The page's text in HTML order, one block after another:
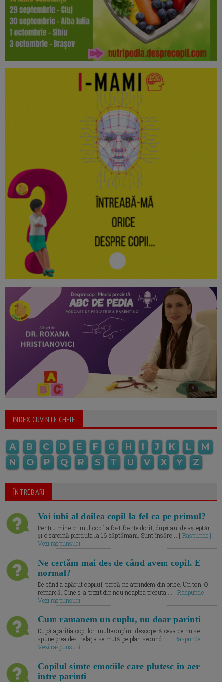
INDEX CUVINTE CHEIE
A B C D E F G H I J K L
M
N
O P Q R S T U V X Y Z
ÎNTREBARI
Voi iubi al doilea copil la fel ca pe primul?
Pentru mine primul copil a fost foarte dorit, după ani de așteptări
și o sarcină pierduta la 16 săptămâni. Sunt însărc... | Raspunde |
Vezi raspunsuri
Ne certăm mai des de când avem copil. E
normal?
De când a apărut copilul, parcă ne aprindem din orice. Un ton. O
remarcă. Cine s-a trezit din nou noaptea trecuta.... |Raspunde |
Vezi raspunsuri
Cum ramanem un cuplu, nu doar parinti
După apariția copiilor, multe cupluri descoperă ceva ce nu se
spune prea des: relația se mută pe plan secund. ... |Raspunde |
Vezi raspunsuri
Copilul simte emotiile care plutesc in aer
intre parinti